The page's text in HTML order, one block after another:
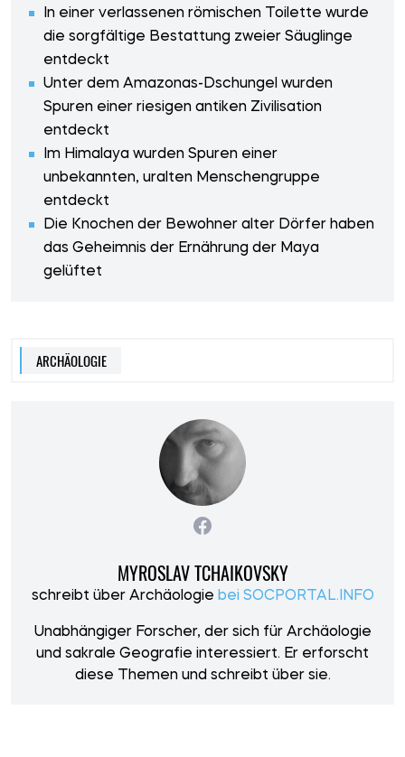
In einer verlassenen römischen Toilette wurde
die sorgfältige Bestattung zweier Säuglinge
entdeckt
Unter dem Amazonas-Dschungel wurden
Spuren einer riesigen antiken Zivilisation
entdeckt
Im Himalaya wurden Spuren einer
unbekannten, uralten Menschengruppe
entdeckt
Die Knochen der Bewohner alter Dörfer haben
das Geheimnis der Ernährung der Maya
gelüftet
ARCHÄOLOGIE
MYROSLAV TCHAIKOVSKY
schreibt über Archäologie bei SOCPORTAL.INFO
Unabhängiger Forscher, der sich für Archäologie
und sakrale Geografie interessiert. Er erforscht
diese Themen und schreibt über sie.